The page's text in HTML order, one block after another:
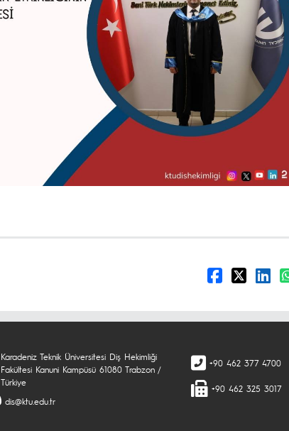
Karadeniz Teknik Üniversitesi Diş Hekimliği
Fakültesi Kanuni Kampüsü 61080 Trabzon /
Türkiye
dis@ktu.edu.tr
+90 462 377 4700
+90 462 325 3017